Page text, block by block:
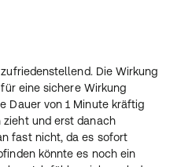
ppm F-)
(Saccharin und
Ariavitblau
des pH-Wertes
Die Wirkung
eine sichere Wirkung
Dauer von 1 Minute kräftig
zieht und erst danach
fast nicht, da es sofort
könnte es noch ein